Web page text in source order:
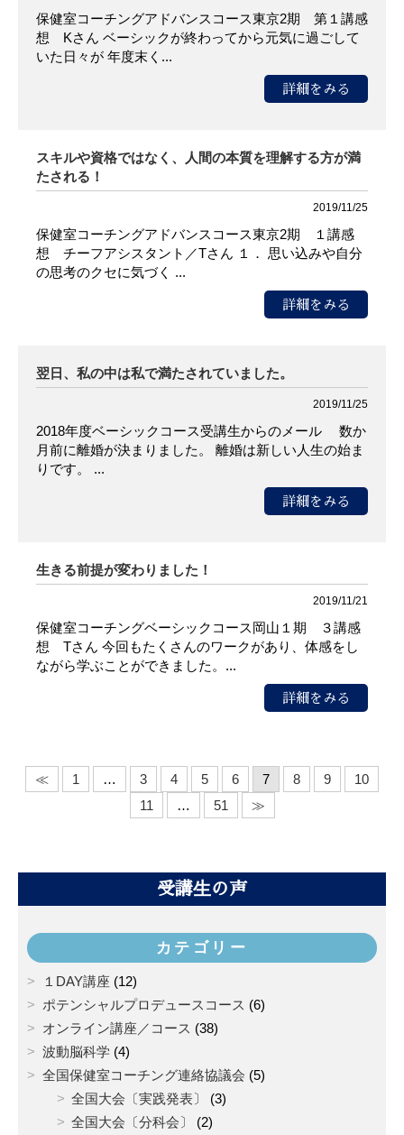
保健室コーチングアドバンスコース東京2期 第１講感
想 Kさん ベーシックが終わってから元気に過ごして
いた日々が 年度末く...
詳細をみる
スキルや資格ではなく、人間の本質を理解する方が満
たされる！
2019/11/25
保健室コーチングアドバンスコース東京2期 １講感
想 チーフアシスタント／Tさん １． 思い込みや自分
の思考のクセに気づく ...
詳細をみる
翌日、私の中は私で満たされていました。
2019/11/25
2018年度ベーシックコース受講生からのメール 数か
月前に離婚が決まりました。 離婚は新しい人生の始ま
りです。 ...
詳細をみる
生きる前提が変わりました！
2019/11/21
保健室コーチングベーシックコース岡山１期 ３講感
想 Tさん 今回もたくさんのワークがあり、体感をし
ながら学ぶことができました。...
詳細をみる
≪ 1 … 3 4 5 6 7 8 9
10
11
… 51 ≫
受講生の声
カテゴリー
１DAY講座 (12)
ポテンシャルプロデュースコース (6)
オンライン講座／コース (38)
波動脳科学 (4)
全国保健室コーチング連絡協議会 (5)
全国大会〔実践発表〕
(3)
全国大会〔分科会〕
(2)